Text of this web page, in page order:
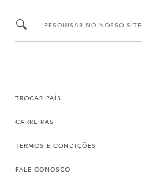
PESQUISAR NO NOSSO SITE
TROCAR PAÍS
CARREIRAS
TERMOS E CONDIÇÕES
FALE CONOSCO